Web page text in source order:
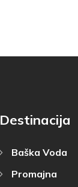
Destinacija
Baška Voda
Promajna